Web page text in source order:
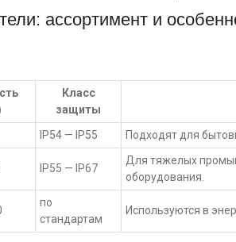
ассортимент и
Класс
защиты
IP54 — IP55 Подходят для
IP55 — IP67
Для тяжелых
оборудования.
по
стандартам
Используются в